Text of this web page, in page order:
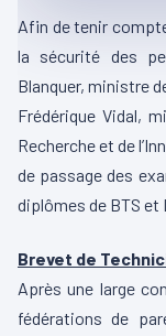
Afin de tenir
la sécurité des
Blanquer, ministre
Frédérique Vidal,
Recherche et de
de passage des
diplômes de BTS et
Brevet de
Après une large
fédérations de